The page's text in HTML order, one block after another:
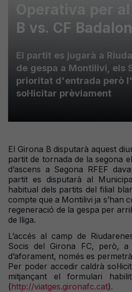
Operativa per al
B vs. CF
El partit es jugarà a
de gespa a Montilivi, els
prioritat d'entrada però
sol·licitar prèviament
El Girona B disputarà aquest
partit de tornada de la segona
d’ascens a Segona RFEF
partit es disputarà al
habitual dels partits del filial
compte que a Montilivi ja s’han
regeneració de la gespa per
de lliga.
L’accés al camp de
Socis del Girona FC, però,
d’aforament, només es
Per poder accedir caldrà
mitjançant el formulari
(http://viatges.gironafc.cat).